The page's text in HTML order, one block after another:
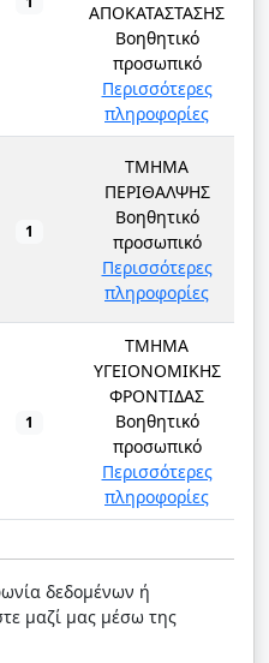
ΑΠΟΚΑΤΑΣΤΑΣΗΣ
Βοηθητικό
προσωπικό
Περισσότερες
πληροφορίες
1
ΤΜΗΜΑ
ΠΕΡΙΘΑΛΨΗΣ
Βοηθητικό
προσωπικό
Περισσότερες
πληροφορίες
1
ΤΜΗΜΑ
ΥΓΕΙΟΝΟΜΙΚΗΣ
ΦΡΟΝΤΙΔΑΣ
Βοηθητικό
προσωπικό
Περισσότερες
πληροφορίες
δεδομένων ή
μαζί μας μέσω της